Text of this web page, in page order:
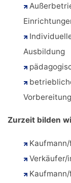
Ausbildung
Zurzeit bilden
Verkäufer/